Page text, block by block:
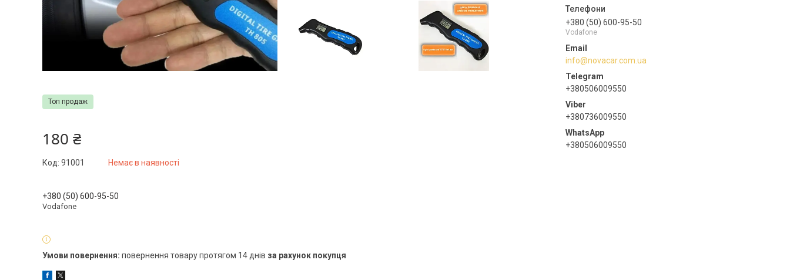
+380 (50) 600-95-50
Vodafone
info@novacar.com.ua
+380506009550
+380736009550
+380506009550
Топ продаж
180 ₴
Немає в наявності
Код: 91001
+380 (50) 600-95-50
Vodafone
повернення товару протягом 14 днів за рахунок покупця